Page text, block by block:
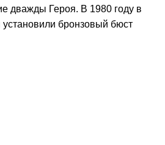
дважды Героя. В 1980 году в
установили бронзовый бюст